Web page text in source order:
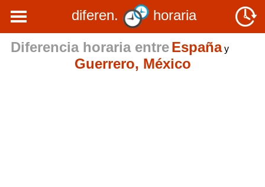
diferen.
horaria
Diferencia horaria entre Españay
Guerrero, México